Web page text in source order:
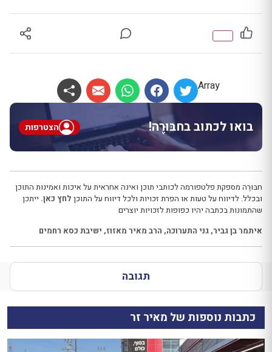
Array
בואו לכתוב בחבּוּרֶה! הצטרפות
חבּוּרֶה מספקת פלטפורמה לכותבי תוכן ואינה אחראית על איכות ואמינות התוכן
ובכלל. לדיווח על טעות או הפרת זכויות ולכל דיווח על התוכן לחץ כאן. ייתכן
שהתמונות בכתבה יהיו כפופות לזכויות יוצרים
איתמר בן גביר, גני התערוכה, הרב מאיר מאזוז, ישיבת כסא רחמים
תגובה
כתבות נוספות של מאיר זר